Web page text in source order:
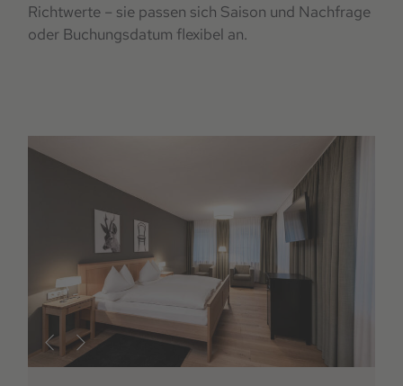
Richtwerte – sie passen sich Saison und Nachfrage
oder Buchungsdatum flexibel an.